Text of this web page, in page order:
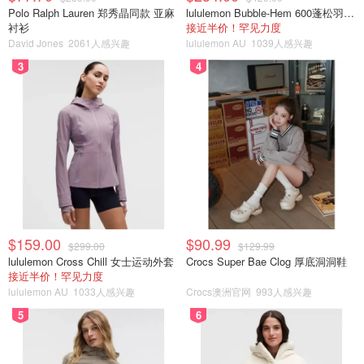
Polo Ralph Lauren 郑秀晶同款 亚麻
衬衫
David Jones 2061人感兴趣
lululemon Bubble-Hem 600蓬松羽绒夹克
接近半价！罕见力度
lululemon AU 1039人感兴趣
3
$159.00 $299.00
lululemon Cross Chill 女士运动外套
接近半价！罕见力度
lululemon AU 1033人感兴趣
4
$90.99 $129.99
Crocs Super Bae Clog 厚底洞洞鞋
Crocs澳洲官网 993人感兴趣
5 6